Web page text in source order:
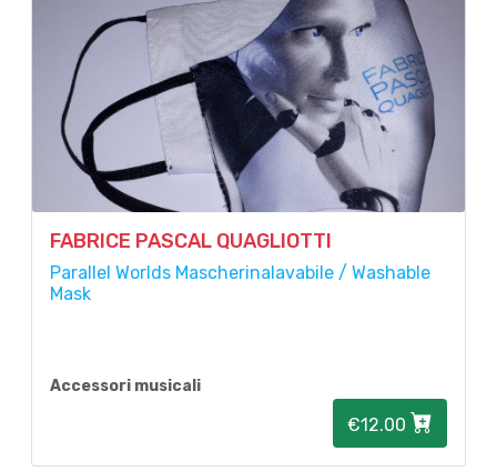
FABRICE PASCAL QUAGLIOTTI
Parallel Worlds Mascherinalavabile / Washable
Mask
Accessori musicali
€12.00